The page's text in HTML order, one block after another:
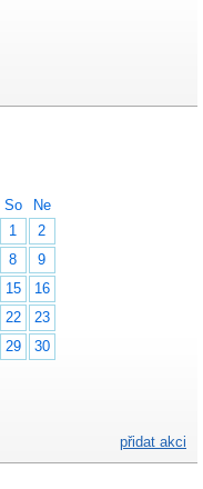
So
Ne
1
2
8
9
15
16
22
23
29
30
přidat akci